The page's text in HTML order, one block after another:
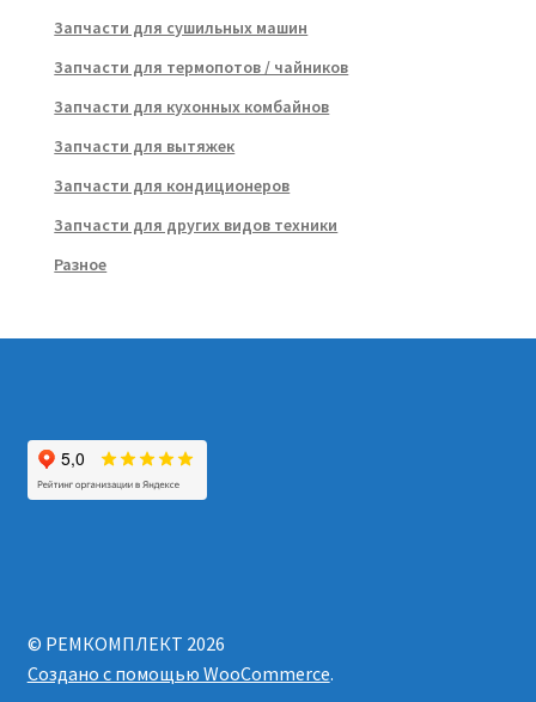
Запчасти для сушильных машин
Запчасти для термопотов / чайников
Запчасти для кухонных комбайнов
Запчасти для вытяжек
Запчасти для кондиционеров
Запчасти для других видов техники
Разное
© РЕМКОМПЛЕКТ 2026
Создано с помощью WooCommerce.